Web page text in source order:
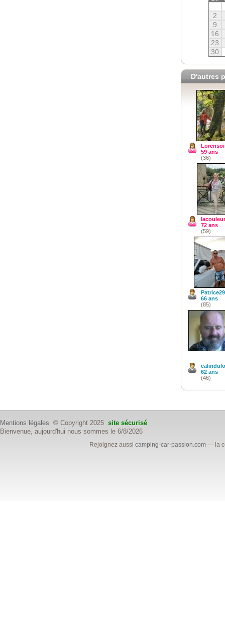
2
9
16
23
30
D'autres
Lorensoi
59 ans
(36)
72 ans
(59)
Patrice29
66 ans
(85)
62 ans
(46)
Mentions légales © Copyright 2025 site sécurisé
Bienvenue, aujourd'hui nous sommes le 6/8/2026
Rejoignez aussicamping-car-passion.com — la